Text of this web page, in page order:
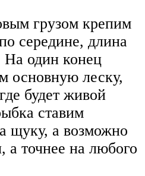
грузом крепим
середине, длина
На один конец
основную леску,
будет живой
ставим
щуку, а возможно
а точнее на любого